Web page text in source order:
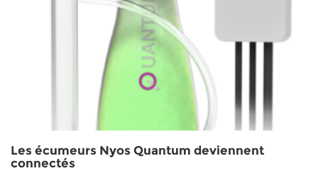
Les écumeurs Nyos Quantum deviennent
connectés